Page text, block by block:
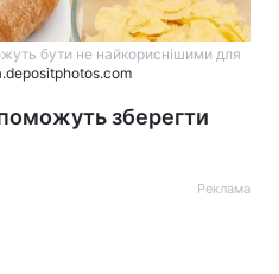
бути не найкориснішими для
зберегти
Реклама